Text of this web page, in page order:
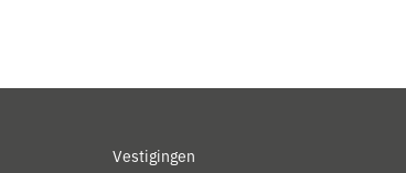
Vestigingen